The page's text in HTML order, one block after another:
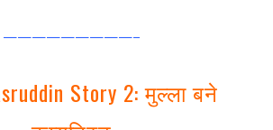
—————————–
Story 2: मुल्ला बने